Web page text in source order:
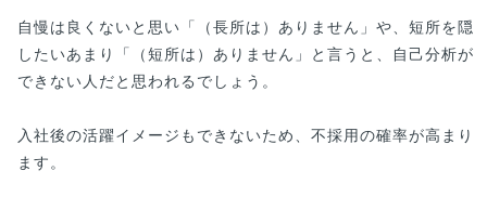
自慢は良くないと思い「（長所は）ありません」や、短所を隠
したいあまり「（短所は）ありません」と言うと、自己分析が
できない人だと思われるでしょう。
入社後の活躍イメージもできないため、不採用の確率が高まり
ます。